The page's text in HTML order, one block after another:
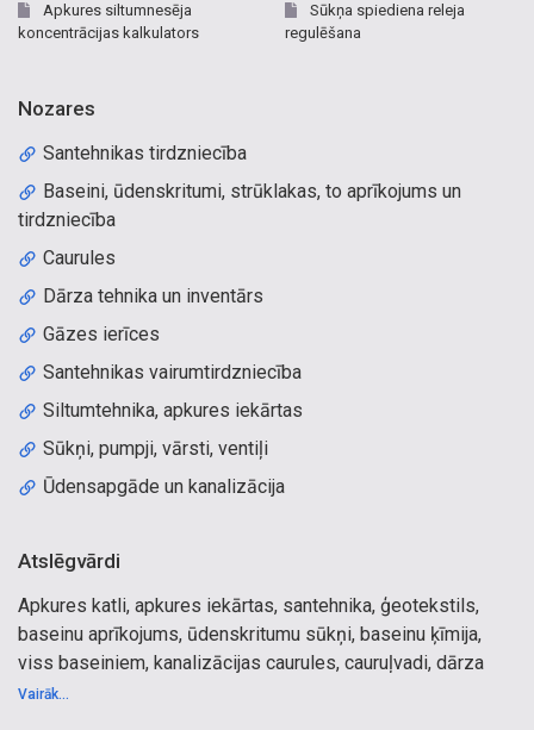
Apkures siltumnesēja
koncentrācijas kalkulators
Sūkņa spiediena releja
regulēšana
Nozares
Santehnikas tirdzniecība
Baseini, ūdenskritumi, strūklakas, to aprīkojums un
tirdzniecība
Caurules
Dārza tehnika un inventārs
Gāzes ierīces
Santehnikas vairumtirdzniecība
Siltumtehnika, apkures iekārtas
Sūkņi, pumpji, vārsti, ventiļi
Ūdensapgāde un kanalizācija
Atslēgvārdi
Apkures katli, apkures iekārtas, santehnika, ģeotekstils,
baseinu aprīkojums, ūdenskritumu sūkņi, baseinu ķīmija,
viss baseiniem, kanalizācijas caurules, cauruļvadi, dārza
preces, degvielas uzpildes iekārtas, siltumsūkņi,
Vairāk...